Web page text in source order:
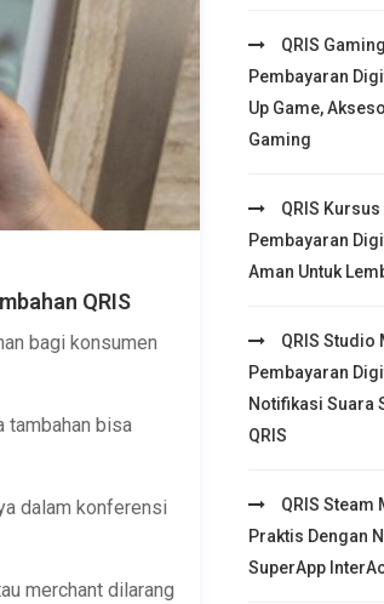
QRIS
bagi konsumen
tambahan bisa
dalam konferensi
merchant dilarang
QRIS
Pembayaran
Up Game,
Gaming
QRIS
Pembayaran
Aman Untuk
QRIS Studio
Pembayaran
Notifikasi Suara
QRIS
QRIS Steam
Praktis Dengan
SuperApp